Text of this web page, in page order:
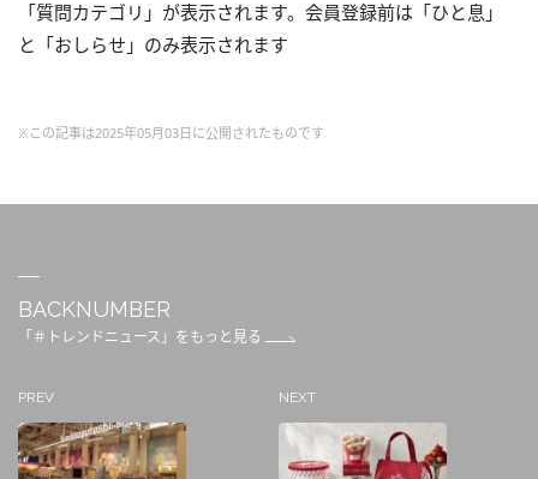
「質問カテゴリ」が表示されます。会員登録前は「ひと息」
と「おしらせ」のみ表示されます
※この記事は2025年05月03日に公開されたものです
BACKNUMBER
「＃トレンドニュース」をもっと見る
PREV NEXT